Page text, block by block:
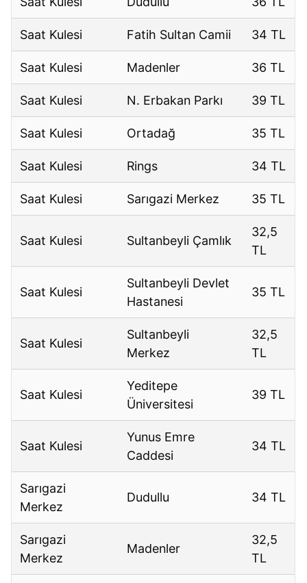
Saat Kulesi Fatih Sultan Camii 34 TL
Saat Kulesi Madenler 36 TL
Saat Kulesi N. Erbakan Parkı 39 TL
Saat Kulesi Ortadağ 35 TL
Saat Kulesi Rings 34 TL
Saat Kulesi Sarıgazi Merkez 35 TL
Saat Kulesi Sultanbeyli Çamlık
32,5
TL
Saat Kulesi
Sultanbeyli Devlet
Hastanesi
35 TL
Saat Kulesi
Sultanbeyli
Merkez
32,5
TL
Saat Kulesi
Yeditepe
Üniversitesi
39 TL
Saat Kulesi
Yunus Emre
Caddesi
34 TL
Sarıgazi
Merkez
Dudullu 34 TL
Sarıgazi
Merkez
Madenler
32,5
TL